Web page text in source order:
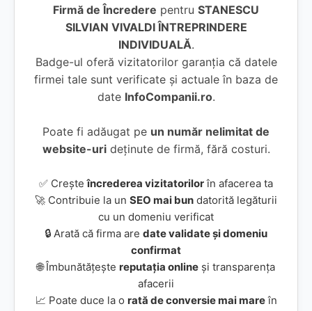
Firmă de Încredere pentru STANESCU
SILVIAN VIVALDI ÎNTREPRINDERE
INDIVIDUALĂ.
Badge-ul oferă vizitatorilor garanția că datele
firmei tale sunt verificate și actuale în baza de
date InfoCompanii.ro.
Poate fi adăugat pe un număr nelimitat de
website-urideținute de firmă, fără costuri.
✅ Creșteîncrederea vizitatorilorîn afacerea ta
🚀 Contribuie la un SEO mai bun datorită legăturii
cu un domeniu verificat
🔒 Arată că firma are date validate și domeniu
confirmat
🌐 Îmbunătățește reputația online și transparența
afacerii
📈 Poate duce la o rată de conversie mai mareîn